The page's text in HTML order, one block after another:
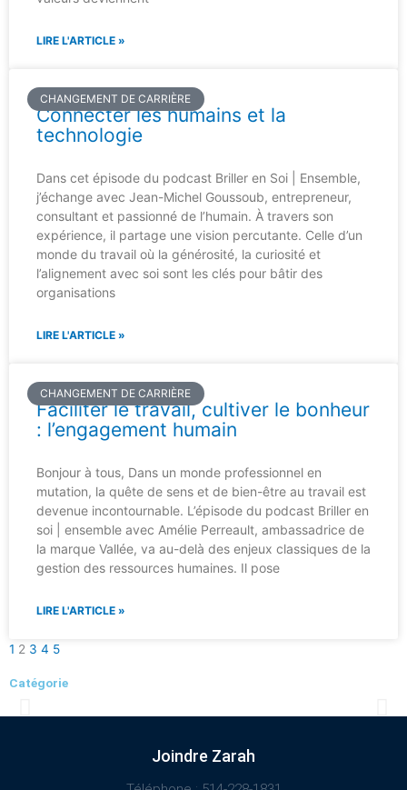
LIRE L'ARTICLE »
CHANGEMENT DE CARRIÈRE
Connecter les humains et la
technologie
Dans cet épisode du podcast Briller en Soi | Ensemble,
j’échange avec Jean-Michel Goussoub, entrepreneur,
consultant et passionné de l’humain. À travers son
expérience, il partage une vision percutante. Celle d’un
monde du travail où la générosité, la curiosité et
l’alignement avec soi sont les clés pour bâtir des
organisations
LIRE L'ARTICLE »
CHANGEMENT DE CARRIÈRE
Faciliter le travail, cultiver le bonheur
: l’engagement humain
Bonjour à tous, Dans un monde professionnel en
mutation, la quête de sens et de bien-être au travail est
devenue incontournable. L’épisode du podcast Briller en
soi | ensemble avec Amélie Perreault, ambassadrice de
la marque Vallée, va au-delà des enjeux classiques de la
gestion des ressources humaines. Il pose
LIRE L'ARTICLE »
1 2 3 4 5
Catégorie
La diversité culturelle et
l'intégrationJoindre Zarah